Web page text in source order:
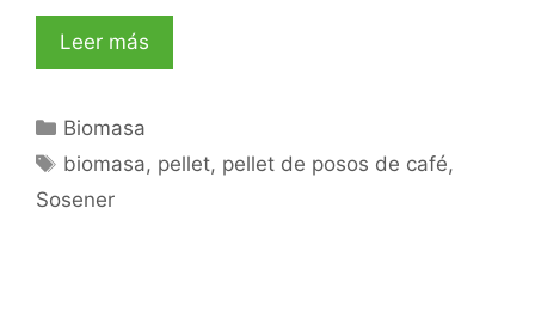
Leer más
Biomasa
biomasa, pellet, pellet de posos de café,
Sosener